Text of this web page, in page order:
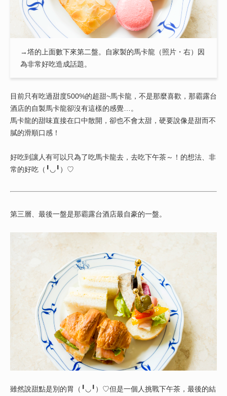
→塔的上面數下來第二盤。自家製的馬卡龍（照片・右）因
為非常好吃造成話題。
目前只有吃過甜度500%的超甜~馬卡龍，不是那麼喜歡，那霸露台
酒店的自製馬卡龍卻沒有這樣的感覺…。
馬卡龍的甜味直接在口中散開，卻也不會太甜，硬要說像是甜而不
膩的滑順口感！
好吃到讓人有可以只為了吃馬卡龍去，去吃下午茶～！的想法、非
常的好吃（╹◡╹）♡
第三層、最後一盤是那霸露台酒店最自豪的一盤。
雖然說甜點是別的胃（╹◡╹）♡但是一個人挑戰下午茶，最後的結